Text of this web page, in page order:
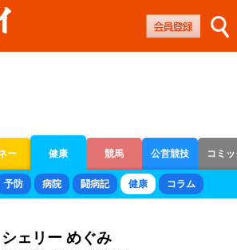
ー 健康 競馬 公営競技 コミ
オートレース
予防 病院 闘病記 健康 コラム
シェリー めぐみ